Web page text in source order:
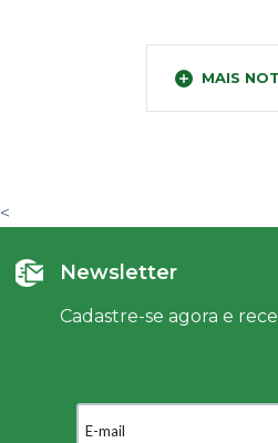
MAIS
<
Newsletter
Cadastre-se agora e